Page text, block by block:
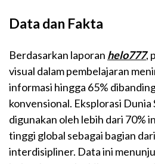
Data dan Fakta
Berdasarkan laporan helo777,
visual dalam pembelajaran
informasi hingga 65%
konvensional. Eksplorasi Dunia
digunakan oleh lebih dari 70%
tinggi global sebagai bagian
interdisipliner. Data ini